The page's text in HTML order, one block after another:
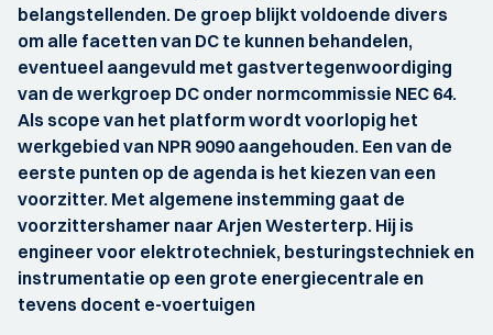
belangstellenden. De groep blijkt voldoende divers
om alle facetten van DC te kunnen behandelen,
eventueel aangevuld met gastvertegenwoordiging
van de werkgroep DC onder normcommissie NEC 64.
Als scope van het platform wordt voorlopig het
werkgebied van NPR 9090 aangehouden. Een van de
eerste punten op de agenda is het kiezen van een
voorzitter. Met algemene instemming gaat de
voorzittershamer naar Arjen Westerterp. Hij is
engineer voor elektrotechniek, besturingstechniek en
instrumentatie op een grote energiecentrale en
tevens docent e-voertuigen